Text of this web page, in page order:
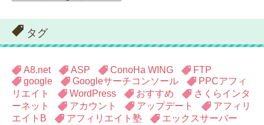
ゴ
リ
ー
タグ
A8.net ASP ConoHa WING
FTP
google
Googleサーチコンソール
PPCアフィ
リエイト
WordPress おすすめ
さくらインタ
ーネット
アカウント アップデート
アフィリ
エイトB
アフィリエイト塾
エックスサーバー